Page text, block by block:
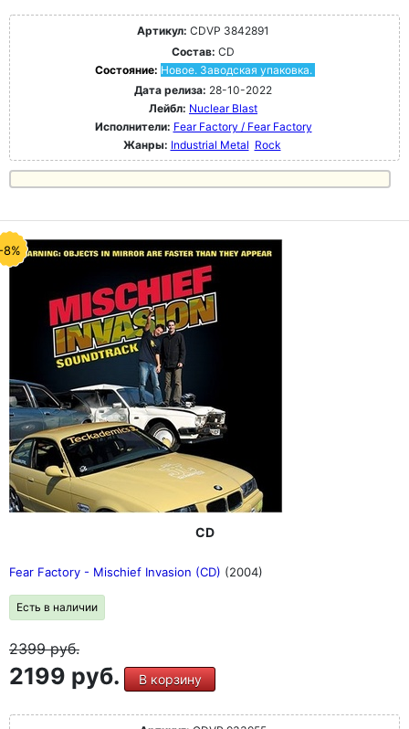
Артикул: CDVP 3842891
Состав: CD
Состояние: Новое. Заводская упаковка.
Дата релиза: 28-10-2022
Лейбл: Nuclear Blast
Исполнители: Fear Factory / Fear Factory
Жанры: Industrial Metal Rock
8%
CD
Fear Factory - Mischief Invasion (CD) (2004)
Есть в наличии
2399руб.
2199 руб. В корзину